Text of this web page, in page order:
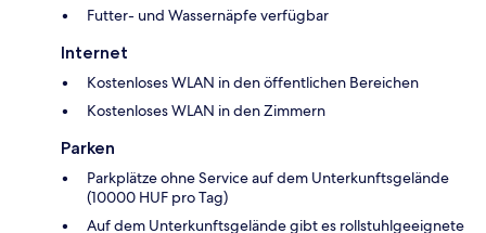
Futter- und Wassernäpfe verfügbar
Internet
Kostenloses WLAN in den öffentlichen Bereichen
Kostenloses WLAN in den Zimmern
Parken
Parkplätze ohne Service auf dem Unterkunftsgelände
(10000 HUF pro Tag)
Auf dem Unterkunftsgelände gibt es rollstuhlgeeignete